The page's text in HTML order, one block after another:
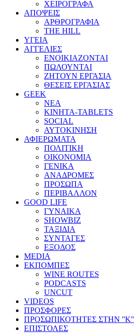
ΧΕΙΡΟΓΡΑΦΑ
ΑΠΟΨΕΙΣ
ΑΡΘΡΟΓΡΑΦΙΑ
THE HILL
ΥΓΕΙΑ
ΑΓΓΕΛΙΕΣ
ΕΝΟΙΚΙΑΖΟΝΤΑΙ
ΠΩΛΟΥΝΤΑΙ
ΖΗΤΟΥΝ ΕΡΓΑΣΙΑ
ΘΕΣΕΙΣ ΕΡΓΑΣΙΑΣ
GEEK
ΝΕΑ
ΚΙΝΗΤΑ-TABLETS
SOCIAL
ΑΥΤΟΚΙΝΗΣΗ
ΑΦΙΕΡΩΜΑΤΑ
ΠΟΛΙΤΙΚΗ
ΟΙΚΟΝΟΜΙΑ
ΓΕΝΙΚΑ
ΑΝΑΔΡΟΜΕΣ
ΠΡΟΣΩΠΑ
ΠΕΡΙΒΑΛΛΟΝ
GOOD LIFE
ΓΥΝΑΙΚΑ
SHOWBIZ
ΤΑΞΙΔΙΑ
ΣΥΝΤΑΓΕΣ
ΕΞΟΔΟΣ
MEDIA
ΕΚΠΟΜΠΕΣ
WINE ROUTES
PODCASTS
UNCUT
VIDEOS
ΠΡΟΣΦΟΡΕΣ
ΠΡΟΣΩΠΙΚΟΤΗΤΕΣ ΣΤΗΝ ''Κ''
ΕΠΙΣΤΟΛΕΣ